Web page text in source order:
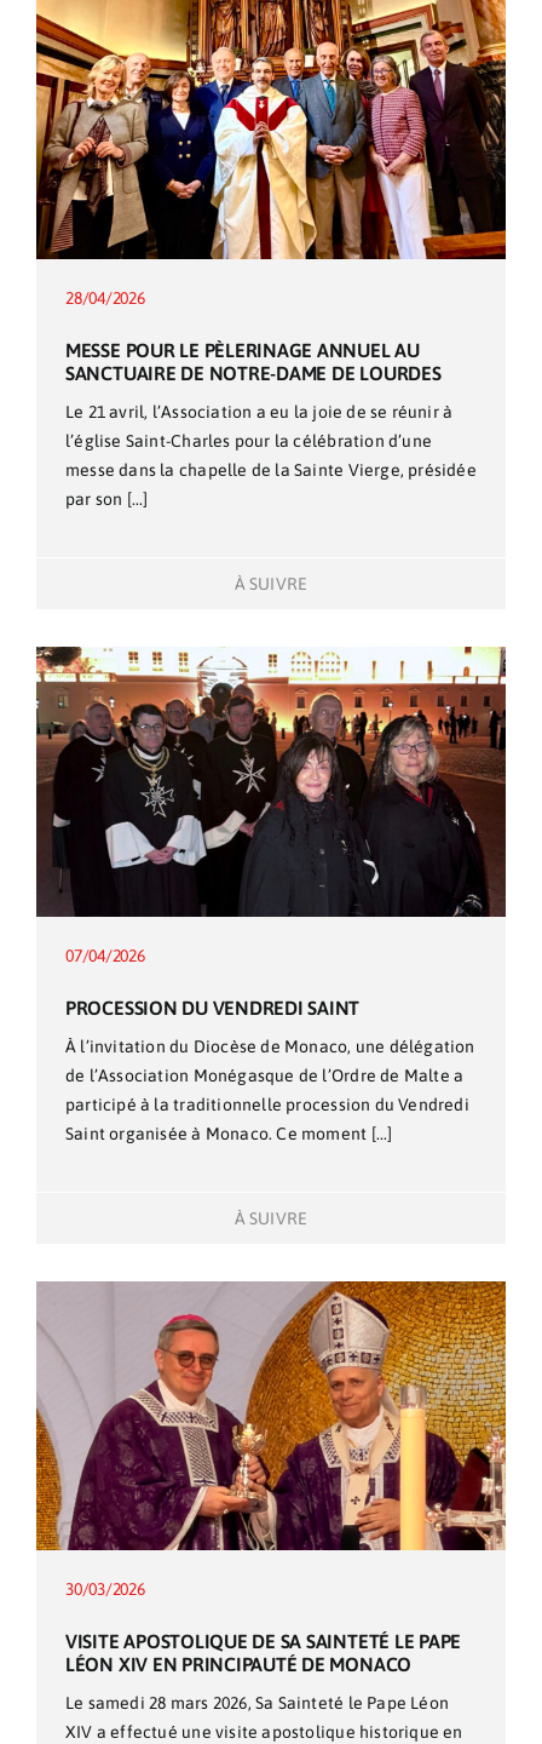
Pèlerinages
Contact
28/04/2026
MESSE POUR LE PÈLERINAGE ANNUEL AU
SANCTUAIRE DE NOTRE-DAME DE LOURDES
Le 21 avril, l’Association a eu la joie de se réunir à
l’église Saint-Charles pour la célébration d’une
messe dans la chapelle de la Sainte Vierge, présidée
par son [...]
À SUIVRE
07/04/2026
PROCESSION DU VENDREDI SAINT
À l’invitation du Diocèse de Monaco, une délégation
de l’Association Monégasque de l’Ordre de Malte a
participé à la traditionnelle procession du Vendredi
Saint organisée à Monaco. Ce moment [...]
À SUIVRE
30/03/2026
VISITE APOSTOLIQUE DE SA SAINTETÉ LE PAPE
LÉON XIV EN PRINCIPAUTÉ DE MONACO
Le samedi 28 mars 2026, Sa Sainteté le Pape Léon
XIV a effectué une visite apostolique historique en